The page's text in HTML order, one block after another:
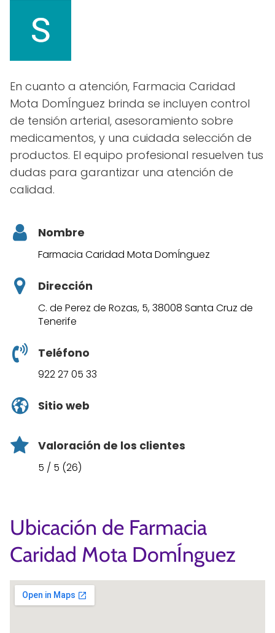
En cuanto a atención, Farmacia Caridad
Mota DomÍnguez brinda se incluyen control
de tensión arterial, asesoramiento sobre
medicamentos, y una cuidada selección de
productos. El equipo profesional resuelven tus
dudas para garantizar una atención de
calidad.
Nombre
Farmacia Caridad Mota DomÍnguez
Dirección
C. de Perez de Rozas, 5, 38008 Santa Cruz de
Tenerife
Teléfono
922 27 05 33
Sitio web
Valoración de los clientes
5 / 5 (26)
Ubicación de Farmacia
Caridad Mota DomÍnguez